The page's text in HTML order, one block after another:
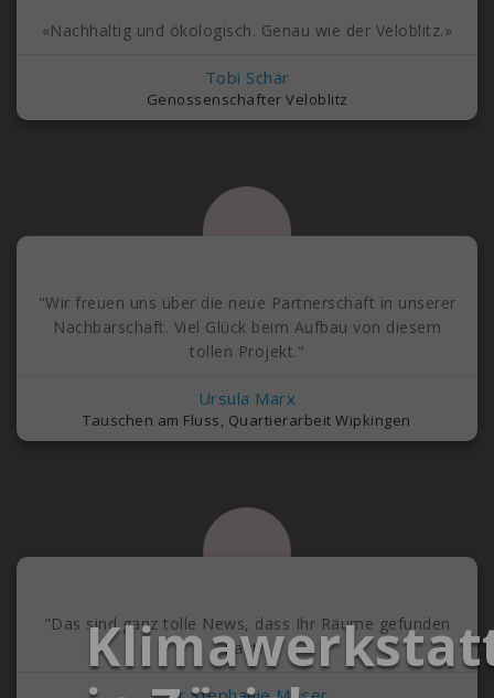
«Nachhaltig und ökologisch. Genau wie der Veloblitz.»
Tobi Schär
Genossenschafter Veloblitz
"Wir freuen uns über die neue Partnerschaft in unserer
Nachbarschaft. Viel Glück beim Aufbau von diesem
tollen Projekt."
Ursula Marx
Tauschen am Fluss, Quartierarbeit Wipkingen
"Das sind ganz tolle News, dass Ihr Räume gefunden
habt!"